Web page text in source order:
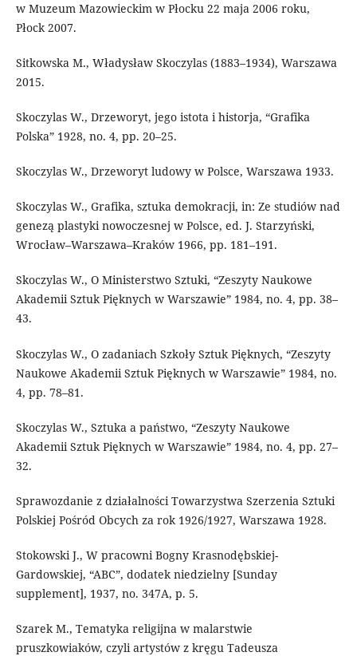
w Muzeum Mazowieckim w Płocku 22 maja 2006 roku,
Płock 2007.
Sitkowska M., Władysław Skoczylas (1883–1934), Warszawa
2015.
Skoczylas W., Drzeworyt, jego istota i historja, “Grafika
Polska” 1928, no. 4, pp. 20–25.
Skoczylas W., Drzeworyt ludowy w Polsce, Warszawa 1933.
Skoczylas W., Grafika, sztuka demokracji, in: Ze studiów nad
genezą plastyki nowoczesnej w Polsce, ed. J. Starzyński,
Wrocław–Warszawa–Kraków 1966, pp. 181–191.
Skoczylas W., O Ministerstwo Sztuki, “Zeszyty Naukowe
Akademii Sztuk Pięknych w Warszawie” 1984, no. 4, pp. 38–
43.
Skoczylas W., O zadaniach Szkoły Sztuk Pięknych, “Zeszyty
Naukowe Akademii Sztuk Pięknych w Warszawie” 1984, no.
4, pp. 78–81.
Skoczylas W., Sztuka a państwo, “Zeszyty Naukowe
Akademii Sztuk Pięknych w Warszawie” 1984, no. 4, pp. 27–
32.
Sprawozdanie z działalności Towarzystwa Szerzenia Sztuki
Polskiej Pośród Obcych za rok 1926/1927, Warszawa 1928.
Stokowski J., W pracowni Bogny Krasnodębskiej-
Gardowskiej, “ABC”, dodatek niedzielny [Sunday
supplement], 1937, no. 347A, p. 5.
Szarek M., Tematyka religijna w malarstwie
pruszkowiaków, czyli artystów z kręgu Tadeusza